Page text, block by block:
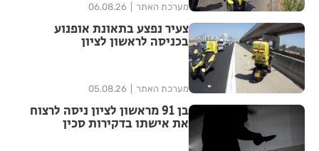
מערכת האתר 06.08.26
צעיר נפצע בתאונת אופנוע
בכניסה לראשון לציון
מערכת האתר 05.08.26
בן 91 מראשון לציון ניסה לרצוח
את אישתו בדקירות סכין